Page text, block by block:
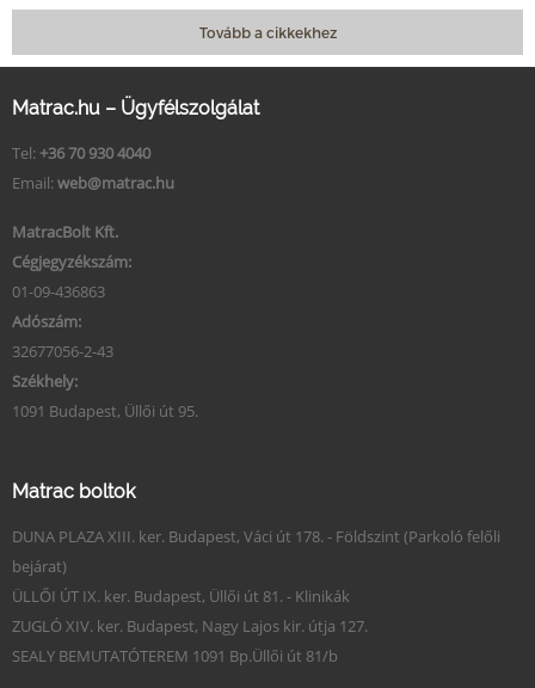
Tovább a cikkekhez
Matrac.hu – Ügyfélszolgálat
Tel: +36 70 930 4040
Email: web@matrac.hu
MatracBolt Kft.
Cégjegyzékszám:
01-09-436863
Adószám:
32677056-2-43
Székhely:
1091 Budapest, Üllői út 95.
Matrac boltok
DUNA PLAZA XIII. ker. Budapest, Váci út 178. - Földszint (Parkoló felőli
bejárat)
ÜLLŐI ÚT IX. ker. Budapest, Üllői út 81. - Klinikák
ZUGLÓ XIV. ker. Budapest, Nagy Lajos kir. útja 127.
SEALY BEMUTATÓTEREM 1091 Bp.Üllői út 81/b